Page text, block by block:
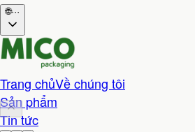
🌐···
Trang chủVề chúng tôi
Sản phẩm
Tin tức